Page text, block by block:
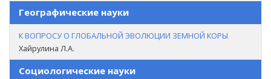
Географические науки
К ВОПРОСУ О ГЛОБАЛЬНОЙ ЭВОЛЮЦИИ ЗЕМНОЙ КОРЫ
Хайрулина Л.А.
Социологические науки